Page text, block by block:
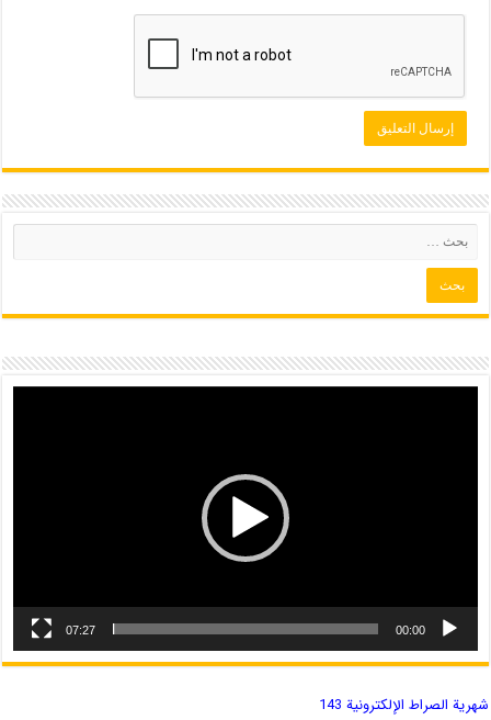
00:00
07:27
شهریة الصراط الإلكترونية 143